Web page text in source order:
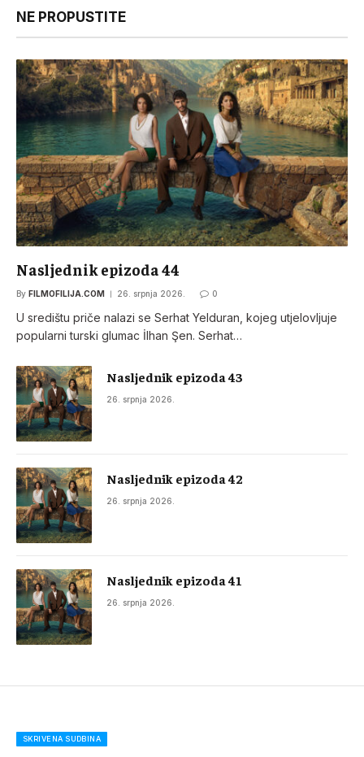
NE PROPUSTITE
Nasljednik epizoda 44
By FILMOFILIJA.COM 26. srpnja 2026. 0
U središtu priče nalazi se Serhat Yelduran, kojeg utjelovljuje
popularni turski glumac İlhan Şen. Serhat…
Nasljednik epizoda 43
26. srpnja 2026.
Nasljednik epizoda 42
26. srpnja 2026.
Nasljednik epizoda 41
26. srpnja 2026.
SKRIVENA SUDBINA